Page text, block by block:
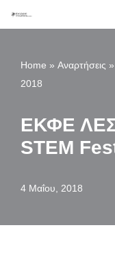
Home » Αναρτήσεις »
2018
ΕΚΦΕ
STEM
4 Μαΐου, 2018